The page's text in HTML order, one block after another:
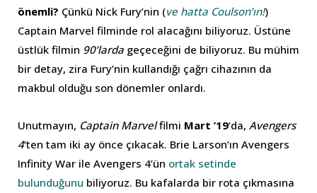
önemli? Çünkü Nick Fury’nin (ve hatta Coulson’ın!)
Captain Marvel filminde rol alacağını biliyoruz. Üstüne
üstlük filmin 90’larda geçeceğini de biliyoruz. Bu mühim
bir detay, zira Fury’nin kullandığı çağrı cihazının da
makbul olduğu son dönemler onlardı.
Unutmayın, Captain Marvelfilmi Mart ’19‘da, Avengers
4‘ten tam iki ay önce çıkacak. Brie Larson’ın Avengers
Infinity War ile Avengers 4’ün ortak setinde
bulunduğunu biliyoruz. Bu kafalarda bir rota çıkmasına